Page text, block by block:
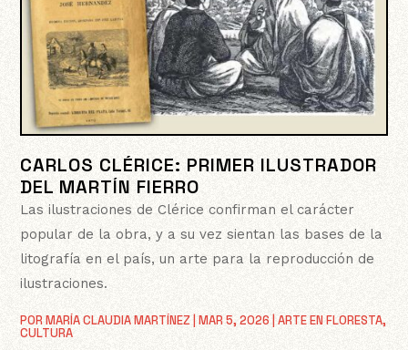
CARLOS CLÉRICE: PRIMER ILUSTRADOR
DEL MARTÍN FIERRO
PORMARÍA CLAUDIA MARTÍNEZ |MAR 5, 2026 |ARTE EN FLORESTA,
CULTURA
Las ilustraciones de Clérice confirman el carácter
popular de la obra, y a su vez sientan las bases de la
litografía en el país, un arte para la reproducción de
ilustraciones.